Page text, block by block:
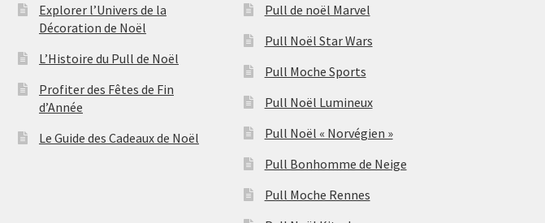
Explorer l’Univers de la
Décoration de Noël
L’Histoire du Pull de Noël
Profiter des Fêtes de Fin
d’Année
Le Guide des Cadeaux de Noël
Pull de noël Marvel
Pull Noël Star Wars
Pull Moche Sports
Pull Noël Lumineux
Pull Noël « Norvégien »
Pull Bonhomme de Neige
Pull Moche Rennes